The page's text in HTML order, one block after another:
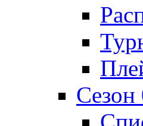
Сезон